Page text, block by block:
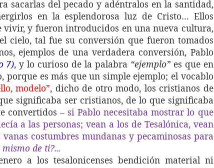
sacarlas del pecado y adéntralos en la santidad,
en la esplendorosa luz de Cristo… Ellos
y fueron introducidos en una nueva cultura,
cielo, tal fue su conversión que fueron tomados
ejemplos de una verdadera conversión, Pablo
7), y lo curioso de la palabra “ejemplo”es que en
porque es más que un simple ejemplo; el vocablo
modelo”, dicho de otro modo, los cristianos de
significaba ser cristianos, de lo que significaba
convertidos – si Pablo necesitaba mostrar lo que
a las personas; vean a los de Tesalónica, vean
costumbres mundanas y pecaminosas para
de ti?...
a los tesalonicenses bendición material ni